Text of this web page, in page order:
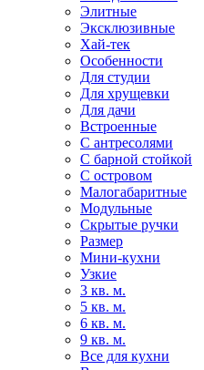
Элитные
Эксклюзивные
Хай-тек
Особенности
Для студии
Для хрущевки
Для дачи
Встроенные
С антресолями
С барной стойкой
С островом
Малогабаритные
Модульные
Скрытые ручки
Размер
Мини-кухни
Узкие
3 кв. м.
5 кв. м.
6 кв. м.
9 кв. м.
Все для кухни